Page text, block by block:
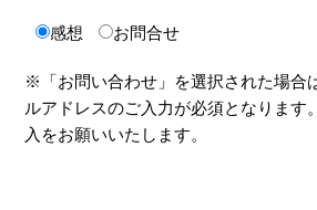
感想 お問合せ
※「お問い合わせ」を選択された場合
ルアドレスのご入力が必須となります
入をお願いいたします。